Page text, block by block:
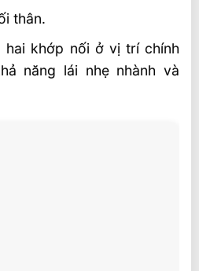
thân.
hai khớp nối ở vị trí chính
năng lái nhẹ nhành và